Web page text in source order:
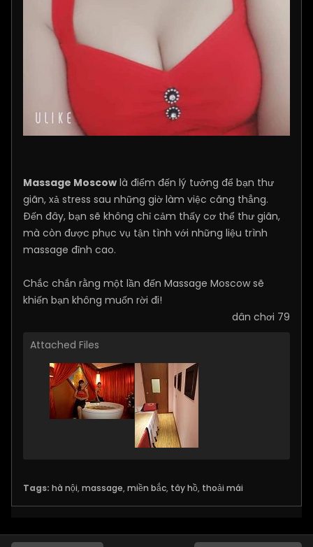
Massage Moscow là điểm đến lý tưởng để bạn thư
giãn, xả stress sau những giờ làm việc căng thẳng.
Đến đây, bạn sẽ không chỉ cảm thấy cơ thể thư giãn,
mà còn được phục vụ tận tình với những liệu trình
massage đỉnh cao.
Chắc chắn rằng một lần đến Massage Moscow sẽ
khiến bạn không muốn rời đi!
dân chơi 79
Attached Files
Tags: hà nội, massage, miền bắc, tây hồ, thoải mái